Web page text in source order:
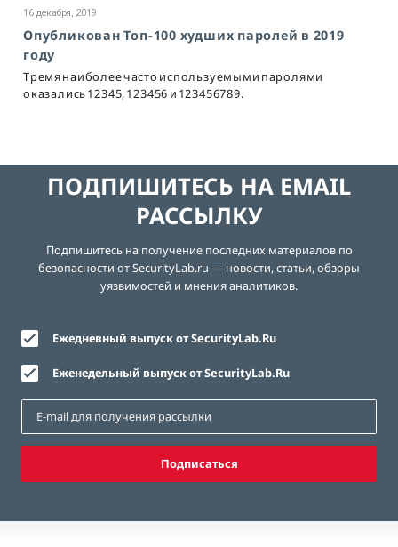
16 декабря, 2019
Опубликован Топ-100 худших паролей в 2019
году
Тремя наиболее часто используемыми паролями
оказались 12345, 123456 и 123456789.
ПОДПИШИТЕСЬ НА EMAIL
РАССЫЛКУ
Подпишитесь на получение последних материалов по
безопасности от SecurityLab.ru — новости, статьи, обзоры
уязвимостей и мнения аналитиков.
Ежедневный выпуск от SecurityLab.Ru
Еженедельный выпуск от SecurityLab.Ru
Подписаться